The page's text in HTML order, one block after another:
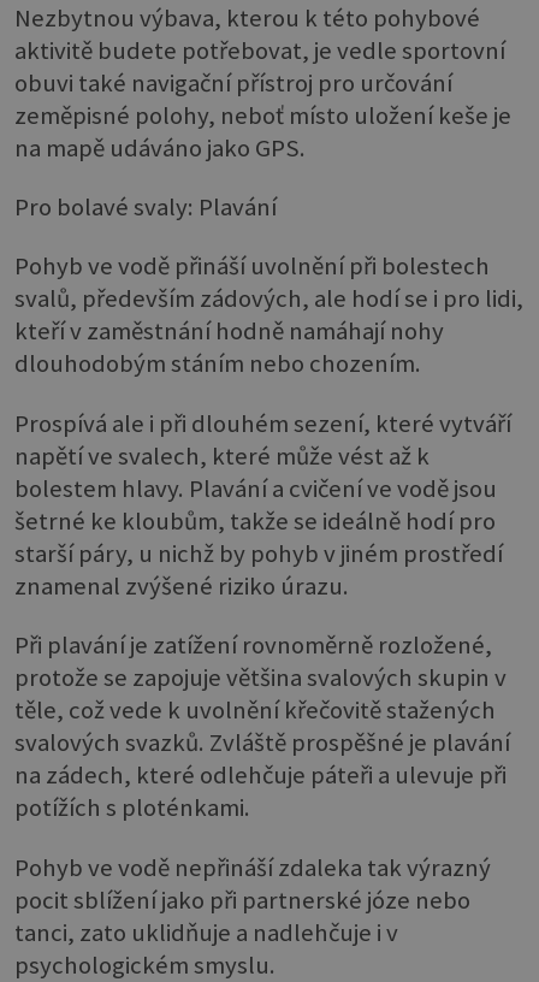
Nezbytnou výbava, kterou k této pohybové
aktivitě budete potřebovat, je vedle sportovní
obuvi také navigační přístroj pro určování
zeměpisné polohy, neboť místo uložení keše je
na mapě udáváno jako GPS.
Pro bolavé svaly: Plavání
Pohyb ve vodě přináší uvolnění při bolestech
svalů, především zádových, ale hodí se i pro lidi,
kteří v zaměstnání hodně namáhají nohy
dlouhodobým stáním nebo chozením.
Prospívá ale i při dlouhém sezení, které vytváří
napětí ve svalech, které může vést až k
bolestem hlavy. Plavání a cvičení ve vodě jsou
šetrné ke kloubům, takže se ideálně hodí pro
starší páry, u nichž by pohyb v jiném prostředí
znamenal zvýšené riziko úrazu.
Při plavání je zatížení rovnoměrně rozložené,
protože se zapojuje většina svalových skupin v
těle, což vede k uvolnění křečovitě stažených
svalových svazků. Zvláště prospěšné je plavání
na zádech, které odlehčuje páteři a ulevuje při
potížích s ploténkami.
Pohyb ve vodě nepřináší zdaleka tak výrazný
pocit sblížení jako při partnerské józe nebo
tanci, zato uklidňuje a nadlehčuje i v
psychologickém smyslu.